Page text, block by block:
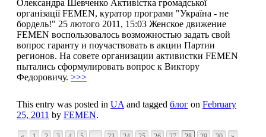
Олександра Шевченко Активістка громадської
організації FEMEN, куратор програми "Україна - не
бордель!" 25 лютого 2011, 15:03 Женское движение
FEMEN воспользовалось возможностью задать свой
вопрос гаранту и поучаствовать в акции Партии
регионов. На совете организации активистки FEMEN
пытались сформулировать вопрос к Виктору
Федоровичу. >>>
This entry was posted in UA and tagged блог on February
25, 2011 by FEMEN.